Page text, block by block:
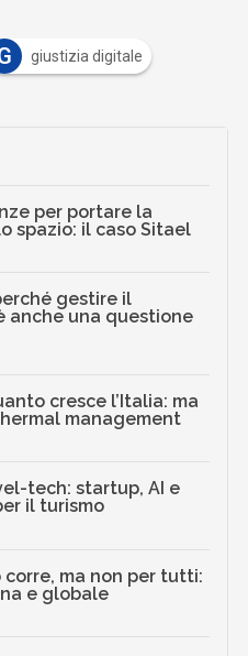
giustizia digitale
per portare la
spazio: il caso Sitael
gestire il
anche una questione
cresce l’Italia: ma
management
tech: startup, AI e
il turismo
corre, ma non per tutti:
e globale